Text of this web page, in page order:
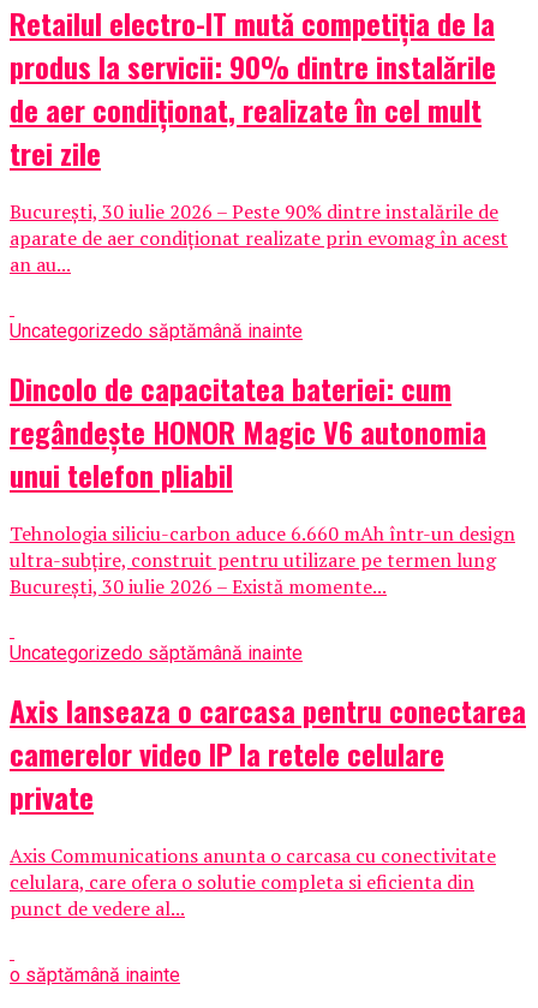
Retailul electro-IT mută competiția de la
produs la servicii: 90% dintre instalările
de aer condiționat, realizate în cel mult
trei zile
București, 30 iulie 2026 – Peste 90% dintre instalările de
aparate de aer condiționat realizate prin evomag în acest
an au...
Uncategorizedo săptămână inainte
Dincolo de capacitatea bateriei: cum
regândește HONOR Magic V6 autonomia
unui telefon pliabil
Tehnologia siliciu-carbon aduce 6.660 mAh într-un design
ultra-subțire, construit pentru utilizare pe termen lung
București, 30 iulie 2026 – Există momente...
Uncategorizedo săptămână inainte
Axis lanseaza o carcasa pentru conectarea
camerelor video IP la retele celulare
private
Axis Communications anunta o carcasa cu conectivitate
celulara, care ofera o solutie completa si eficienta din
punct de vedere al...
o săptămână inainte